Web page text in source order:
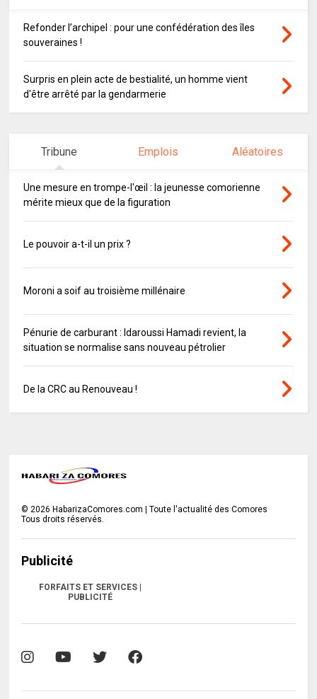
Refonder l’archipel : pour une confédération des îles
souveraines !
Surpris en plein acte de bestialité, un homme vient
d'être arrêté par la gendarmerie
Tribune Emplois Aléatoires
Une mesure en trompe-l'œil : la jeunesse comorienne
mérite mieux que de la figuration
Le pouvoir a-t-il un prix ?
Moroni a soif au troisième millénaire
Pénurie de carburant : Idaroussi Hamadi revient, la
situation se normalise sans nouveau pétrolier
De la CRC au Renouveau !
©2026 HabarizaComores.com | Toute l'actualité des Comores
Tous droits réservés.
Publicité
FORFAITS ET SERVICES |
PUBLICITÉ